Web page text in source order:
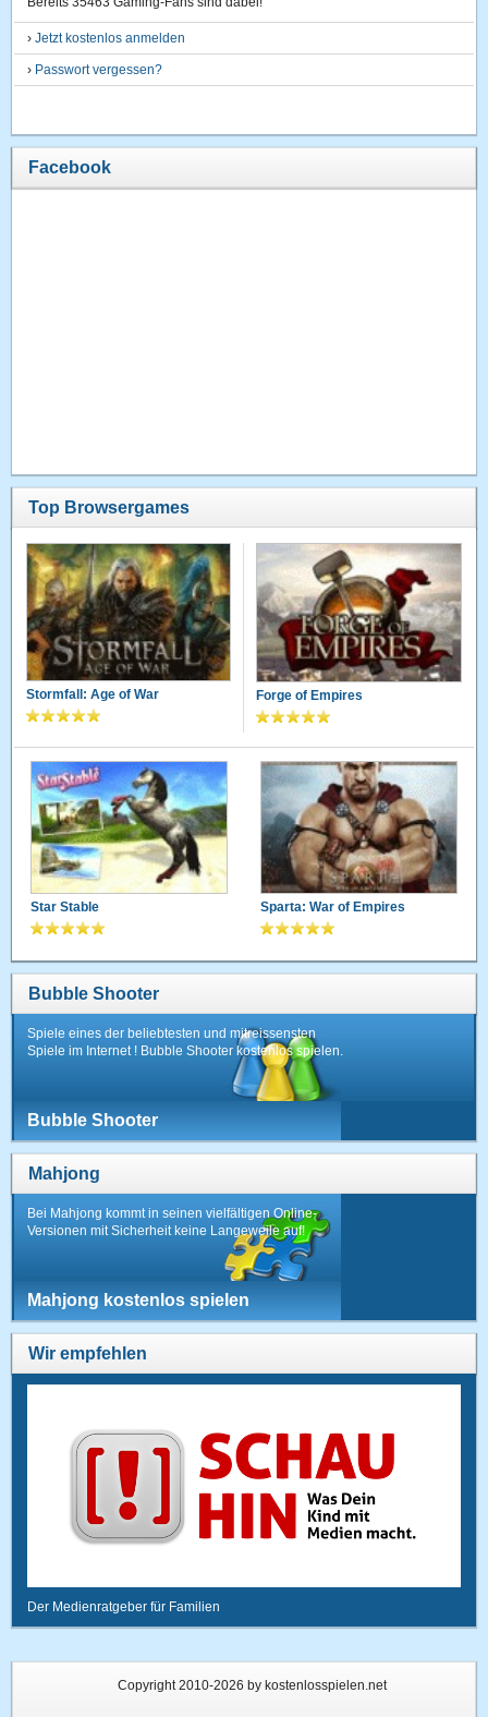
›Jetzt kostenlos anmelden
› Passwort vergessen?
Facebook
Top Browsergames
Stormfall: Age of War Forge of Empires
Star Stable Sparta: War of Empires
Bubble Shooter
Spiele eines der beliebtesten und mitreissensten
Spiele im Internet ! Bubble Shooter kostenlos spielen.
Bubble Shooter
Mahjong
Bei Mahjong kommt in seinen vielfältigen Online-
Versionen mit Sicherheit keine Langeweile auf!
Mahjong kostenlos spielen
Wir empfehlen
Der Medienratgeber für Familien
Copyright 2010-2026 by kostenlosspielen.net